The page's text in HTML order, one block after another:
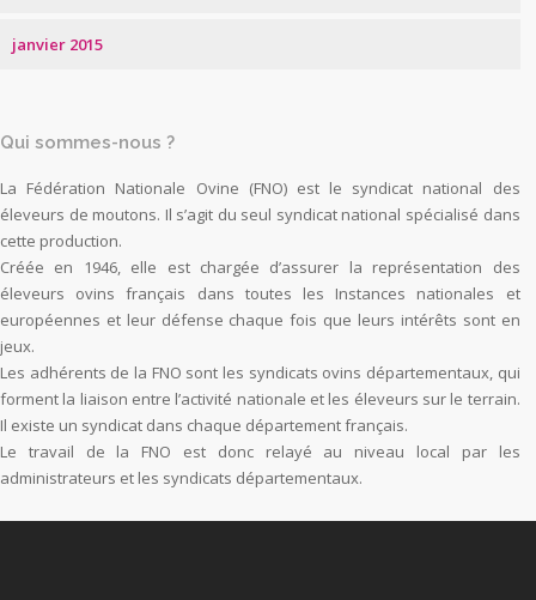
janvier 2015
Qui sommes-nous ?
La Fédération Nationale Ovine (FNO) est le syndicat national des
éleveurs de moutons. Il s’agit du seul syndicat national spécialisé dans
cette production.
Créée en 1946, elle est chargée d’assurer la représentation des
éleveurs ovins français dans toutes les Instances nationales et
européennes et leur défense chaque fois que leurs intérêts sont en
jeux.
Les adhérents de la FNO sont les syndicats ovins départementaux, qui
forment la liaison entre l’activité nationale et les éleveurs sur le terrain.
Il existe un syndicat dans chaque département français.
Le travail de la FNO est donc relayé au niveau local par les
administrateurs et les syndicats départementaux.